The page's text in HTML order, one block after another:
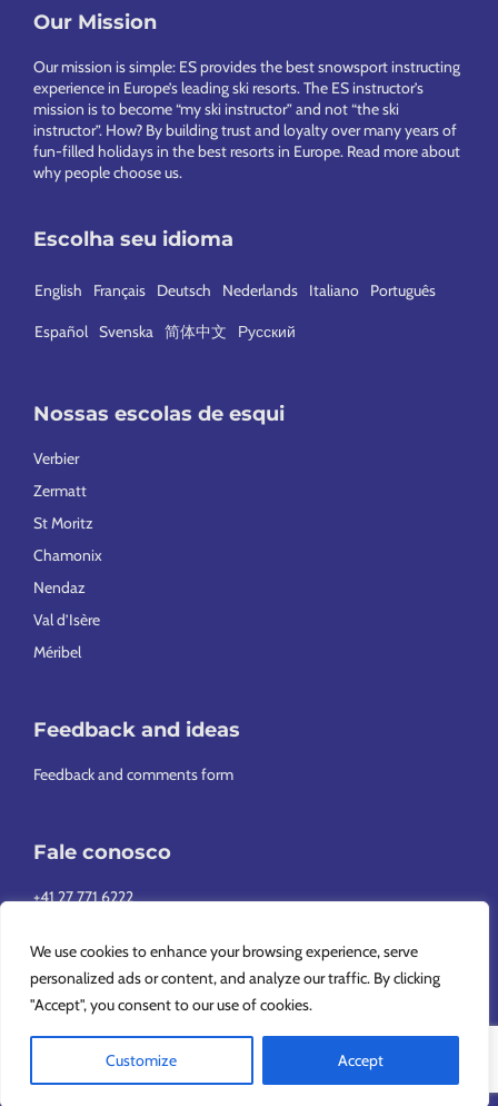
We use cookies to enhance your browsing experience, serve
personalized ads or content, and analyze our traffic. By clicking
"Accept", you consent to our use of cookies.
Customize Accept
Footer
Our Mission
Our mission is simple: ES provides the best snowsport instructing
experience in Europe’s leading ski resorts. The ES instructor’s
mission is to become “my ski instructor” and not “the ski
instructor”. How? By building trust and loyalty over many years of
fun-filled holidays in the best resorts in Europe. Read more about
why people choose us.
Escolha seu idioma
English Français Deutsch Nederlands Italiano Português
Español Svenska 简体中文 Русский
Nossas escolas de esqui
Verbier
Zermatt
St Moritz
Chamonix
Nendaz
Val d’Isère
Méribel
Feedback and ideas
Feedback and comments form
Fale conosco
+41 27 771 6222
Copyright © 2026 European Snowsport SA